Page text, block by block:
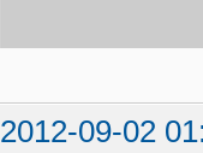
2012-09-02